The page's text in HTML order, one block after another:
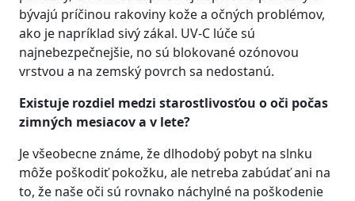
bývajú príčinou rakoviny kože a očných problémov,
ako je napríklad sivý zákal. UV-C lúče sú
najnebezpečnejšie, no sú blokované ozónovou
vrstvou a na zemský povrch sa nedostanú.
Existuje rozdiel medzi starostlivosťou o oči počas
zimných mesiacov a v lete?
Je všeobecne známe, že dlhodobý pobyt na slnku
môže poškodiť pokožku, ale netreba zabúdať ani na
to, že naše oči sú rovnako náchylné na poškodenie